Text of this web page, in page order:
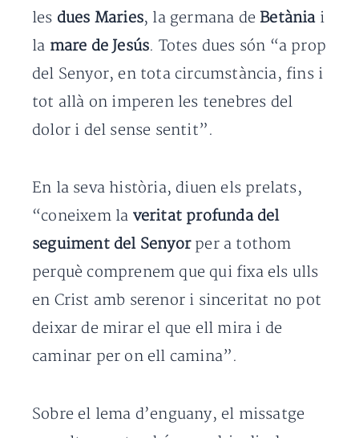
les dues Maries, la germana de Betània i
la mare de Jesús. Totes dues són “a prop
del Senyor, en tota circumstància, fins i
tot allà on imperen les tenebres del
dolor i del sense sentit”.
En la seva història, diuen els prelats,
“coneixem la veritat profunda del
seguiment del Senyor per a tothom
perquè comprenem que qui fixa els ulls
en Crist amb serenor i sinceritat no pot
deixar de mirar el que ell mira i de
caminar per on ell camina”.
Sobre el lema d’enguany, el missatge